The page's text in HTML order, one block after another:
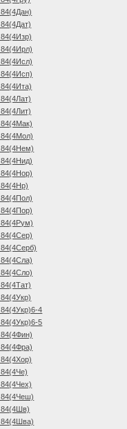
84(4Дан)
84(4Дат)
84(4Изр)
84(4Ирл)
84(4Исл)
84(4Исп)
84(4Ита)
84(4Лат)
84(4Лит)
84(4Мак)
84(4Мол)
84(4Нем)
84(4Нид)
84(4Нор)
84(4Нр)
84(4Пол)
84(4Пор)
84(4Рум)
84(4Сер)
84(4Серб)
84(4Сла)
84(4Сло)
84(4Тат)
84(4Укр)
84(4Укр)6-4
84(4Укр)6-5
84(4Фин)
84(4Фра)
84(4Хор)
84(4Че)
84(4Чех)
84(4Чеш)
84(4Шв)
84(4Шва)